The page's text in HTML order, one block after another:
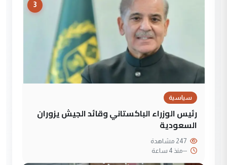
3
سياسية
رئيس الوزراء الباكستاني وقائد الجيش يزوران
السعودية
--منذ 4 ساعة